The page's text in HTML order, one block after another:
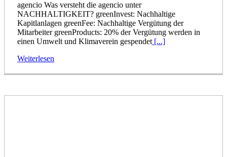
agencio Was versteht die agencio unter
NACHHALTIGKEIT? greenInvest: Nachhaltige
Kapitlanlagen greenFee: Nachhaltige Vergütung der
Mitarbeiter greenProducts: 20% der Vergütung werden in
einen Umwelt und Klimaverein gespendet [...]
Weiterlesen